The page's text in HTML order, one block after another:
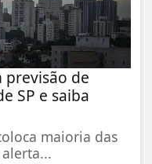
previsão de
SP e saiba
maioria das